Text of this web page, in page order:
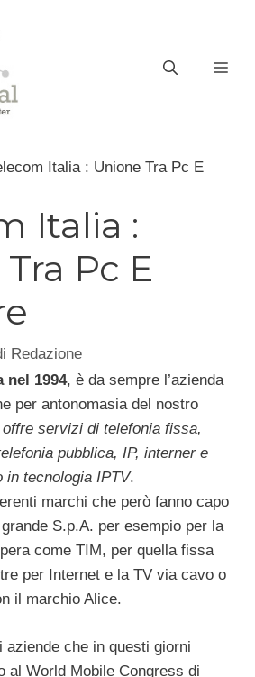
Italia : Unione Tra Pc E
Italia :
Pc E
Redazione
nel 1994, è da sempre l’azienda
per antonomasia del nostro
offre servizi di telefonia fissa,
pubblica, IP, interner e
in tecnologia IPTV.
marchi che però fanno capo
S.p.A. per esempio per la
come TIM, per quella fissa
per Internet e la TV via cavo o
il marchio Alice.
aziende che in questi giorni
al World Mobile Congress di